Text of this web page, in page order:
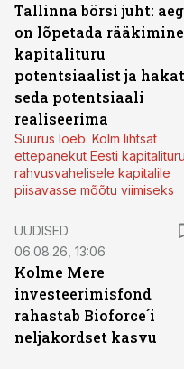
Tallinna börsi juht: aeg
on lõpetada rääkimine
kapitalituru
potentsiaalist ja
seda potentsiaali
realiseerima
Suurus loeb. Kolm lihtsat
ettepanekut Eesti kapitalituru
rahvusvahelisele kapitalile
piisavasse mõõtu viimiseks
UUDISED
06.08.26, 13:06
Kolme Mere
investeerimisfond
rahastab Bioforce´i
neljakordset kasvu